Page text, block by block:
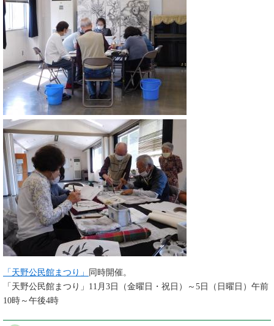
「天野公民館まつり」
同時開催。
「天野公民館まつり」11月3日（金曜日・祝日）～5日（日曜日）午前
10時～午後4時